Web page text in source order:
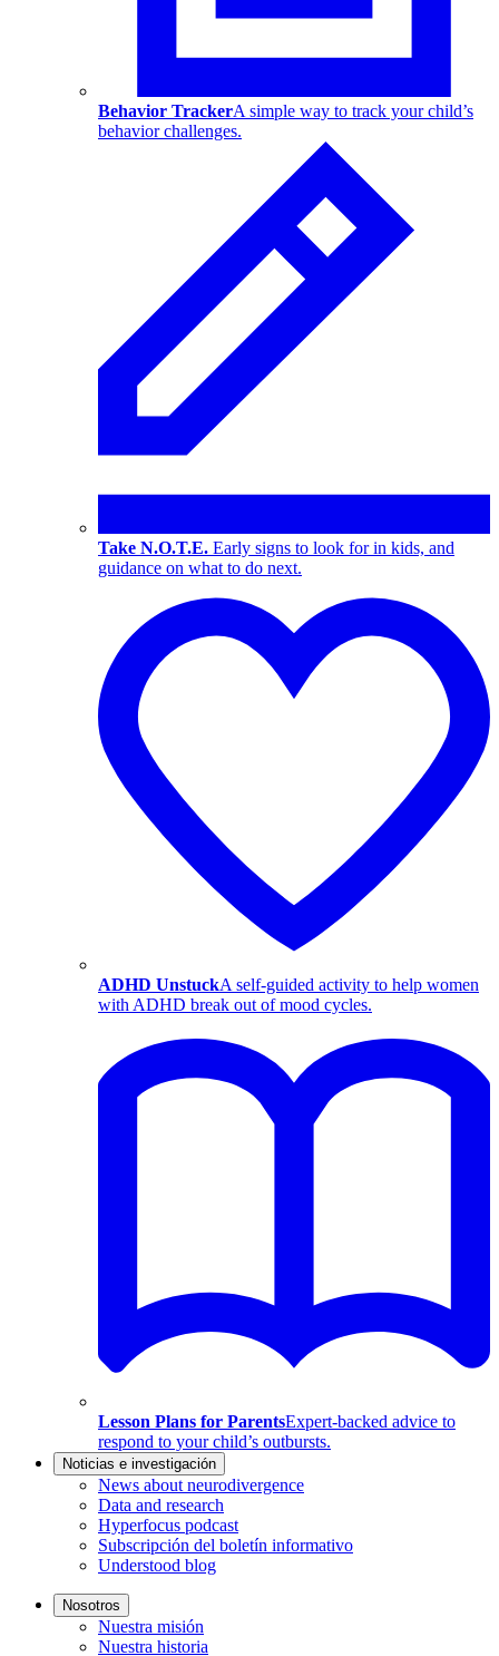
Behavior TrackerA simple way to track your child’s
behavior challenges.
Take N.O.T.E. Early signs to look for in kids, and
guidance on what to do next.
ADHD UnstuckA self-guided activity to help women
with ADHD break out of mood cycles.
Lesson Plans for ParentsExpert-backed advice to
respond to your child’s outbursts.
Noticias e investigación
News about neurodivergence
Data and research
Hyperfocus podcast
Subscripción del boletín informativo
Understood blog
Nosotros
Nuestra misión
Nuestra historia